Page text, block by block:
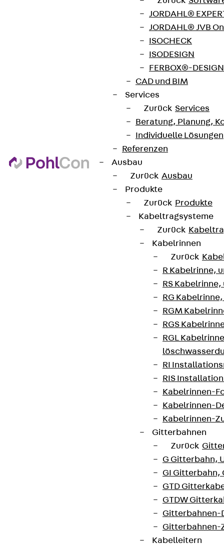
JORDAHL®
JORDAHL® JVB
ISOCHECK
ISODESIGN
FERBOX®-
CAD und BIM
Services
Zurück Services
Beratung, Planung,
Individuelle Lösungen
Referenzen
Ausbau
Zurück Ausbau
Produkte
Zurück Produkte
Kabeltragsysteme
Zurück
Kabelrinnen
Zurück
R Kabelrinne,
RS
RG
RGM
RGS
RGL
RI
RIS
Kabelrinnen-
Kabelrinnen-
Kabelrinnen-
Gitterbahnen
Zurück
G Gitterbahn,
GI Gitterbahn,
GTD
GTDW
Gitterbahnen-
Gitterbahnen-
Kabelleitern
Partner von Anfang bis Zukunft.